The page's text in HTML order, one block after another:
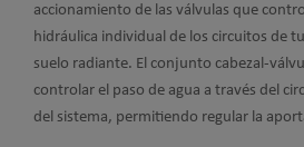
accionamiento de las válvulas que
hidráulica individual de los circuitos de
suelo radiante. El conjunto cabezal-
controlar el paso de agua a través del
del sistema, permitiendo regular la